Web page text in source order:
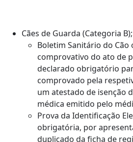
Cães de Guarda (Categoria B);
Boletim Sanitário do Cão
comprovativo do ato de
declarado obrigatório
comprovado pela
um atestado de isenção
médica emitido pelo
Prova da Identificação
obrigatória, por
duplicado da ficha de